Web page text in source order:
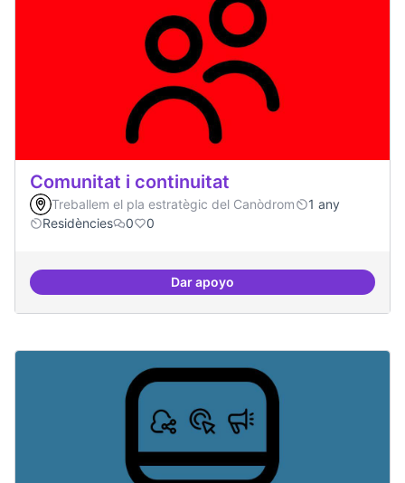
Comunitat i continuitat
Treballem el pla estratègic del Canòdrom
1 any
Residències
0 0
Dar apoyoComunitat i continuitat